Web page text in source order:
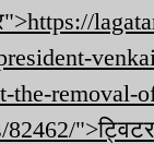
the-removal-
82462/">ट्विटर